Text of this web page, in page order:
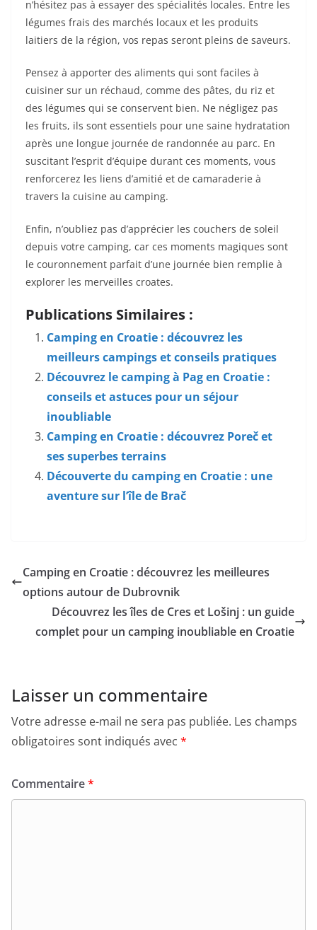
n’hésitez pas à essayer des spécialités locales. Entre les
légumes frais des marchés locaux et les produits
laitiers de la région, vos repas seront pleins de saveurs.
Pensez à apporter des aliments qui sont faciles à
cuisiner sur un réchaud, comme des pâtes, du riz et
des légumes qui se conservent bien. Ne négligez pas
les fruits, ils sont essentiels pour une saine hydratation
après une longue journée de randonnée au parc. En
suscitant l’esprit d’équipe durant ces moments, vous
renforcerez les liens d’amitié et de camaraderie à
travers la cuisine au camping.
Enfin, n’oubliez pas d’apprécier les couchers de soleil
depuis votre camping, car ces moments magiques sont
le couronnement parfait d’une journée bien remplie à
explorer les merveilles croates.
Publications Similaires :
Camping en Croatie : découvrez les
meilleurs campings et conseils pratiques
Découvrez le camping à Pag en Croatie :
conseils et astuces pour un séjour
inoubliable
Camping en Croatie : découvrez Poreč et
ses superbes terrains
Découverte du camping en Croatie : une
aventure sur l’île de Brač
Camping en Croatie : découvrez les meilleures
options autour de Dubrovnik
Découvrez les îles de Cres et Lošinj : un guide
complet pour un camping inoubliable en Croatie
Laisser un commentaire
Votre adresse e-mail ne sera pas publiée. Les champs
obligatoires sont indiqués avec *
Commentaire*